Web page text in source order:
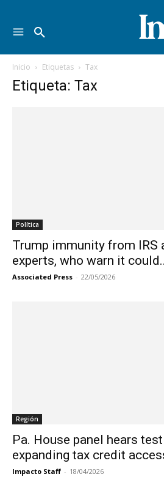
Inicio Etiquetas Tax
Etiqueta: Tax
Política
Trump immunity from IRS
experts, who warn it
Associated Press - 22/05/2026
Región
Pa. House panel hears
expanding tax credit
Impacto Staff - 18/04/2026